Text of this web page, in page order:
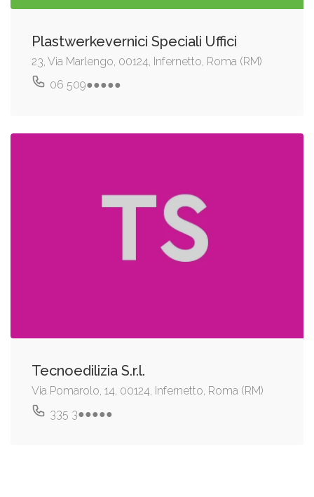
Plastwerkevernici Speciali Uffici
23, Via Marlengo, 00124, Infernetto, Roma (RM)
06 509●●●●●
Tecnoedilizia S.r.l.
Via Pomarolo, 14, 00124, Infernetto, Roma (RM)
335 3●●●●●